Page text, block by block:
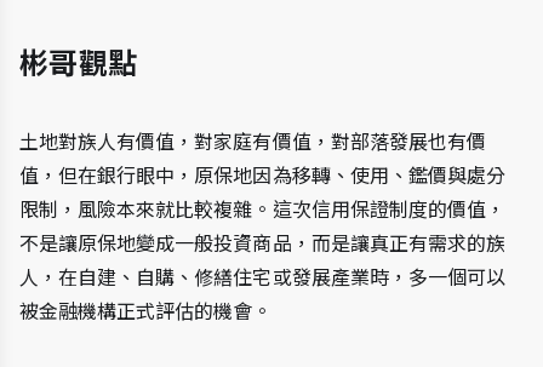
彬哥觀點
土地對族人有價值，對家庭有價值，對部落發展也有價
值，但在銀行眼中，原保地因為移轉、使用、鑑價與處分
限制，風險本來就比較複雜。這次信用保證制度的價值，
不是讓原保地變成一般投資商品，而是讓真正有需求的族
人，在自建、自購、修繕住宅或發展產業時，多一個可以
被金融機構正式評估的機會。